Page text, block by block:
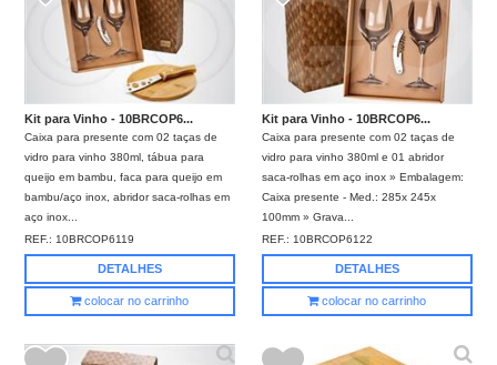
Kit para Vinho - 10BRCOP6...
Caixa para presente com 02 taças de
vidro para vinho 380ml, tábua para
queijo em bambu, faca para queijo em
bambu/aço inox, abridor saca-rolhas em
aço inox...
REF.:10BRCOP6119
DETALHES
colocar no carrinho
Kit para Vinho - 10BRCOP6...
Caixa para presente com 02 taças de
vidro para vinho 380ml e 01 abridor
saca-rolhas em aço inox » Embalagem:
Caixa presente - Med.: 285x 245x
100mm » Grava...
REF.:10BRCOP6122
DETALHES
colocar no carrinho